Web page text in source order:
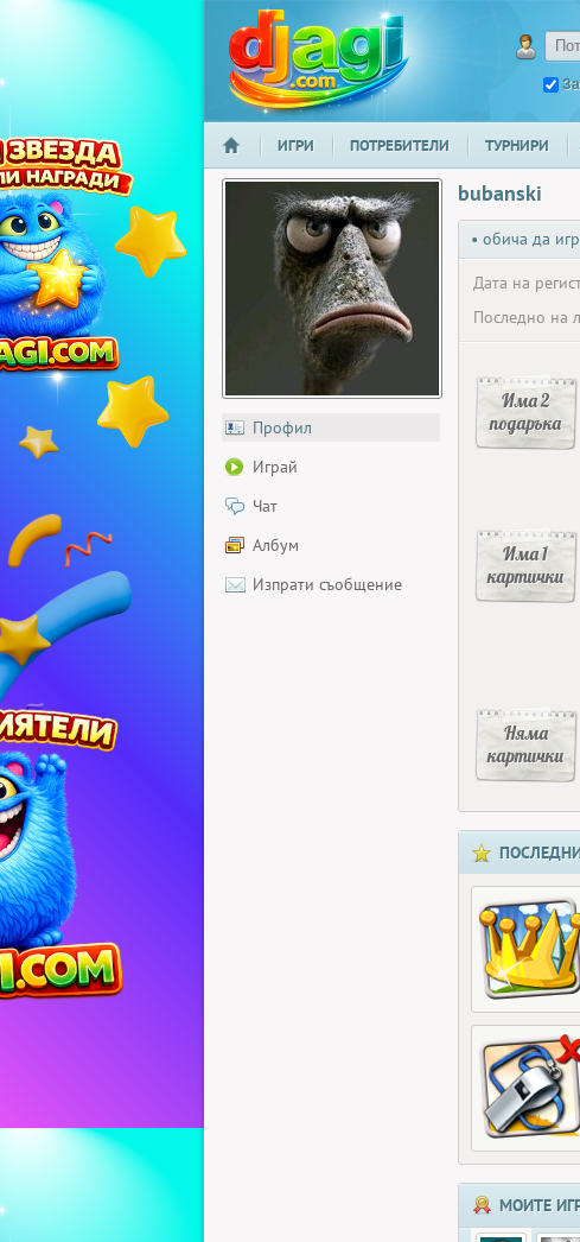
djagi.com
НАЧАЛО
ИГРИ ПОТРЕБИТЕЛИ ТУРНИРИ
Профил
Играй
Чат
Албум
Изпрати съобщение
bubanski
• обича да
Дата на
Последно на
Има 2
подаръка
Има 1
картички
Няма
картички
МОИТЕ